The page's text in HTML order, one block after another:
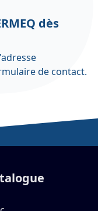
dès
de contact.